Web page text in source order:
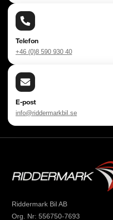
Telefon
+46 (0)8 590 930 40
E-post
info@riddermarkbil.se
Riddermark Bil AB
Org. Nr: 556750-7693